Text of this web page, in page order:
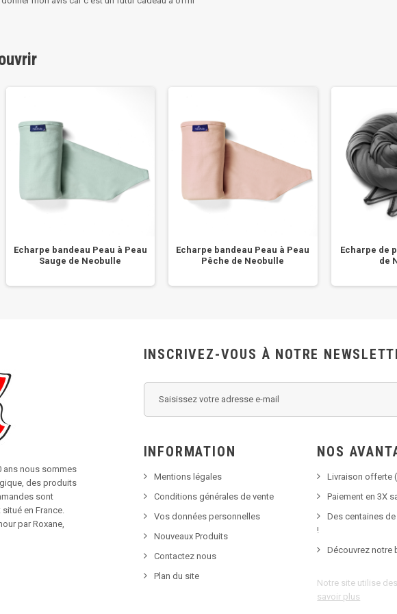
Echarpe bandeau Peau à Peau
Sauge de Neobulle
Echarpe bandeau Peau à Peau
Pêche de Neobulle
Echarpe de
de
ans nous sommes
des produits
sont
en France.
par Roxane,
INSCRIVEZ-VOUS À NOTRE
INFORMATION
Mentions légales
Conditions générales de vente
Vos données personnelles
Nouveaux Produits
Contactez nous
Plan du site
NOS
Livraison offerte
Paiement en 3X
Des centaines
!
Découvrez notre
Notre site utilise
savoir plus